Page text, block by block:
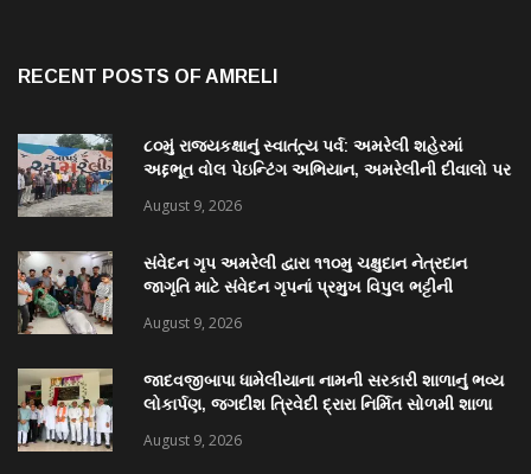
RECENT POSTS OF AMRELI
૮૦મું રાજ્યકક્ષાનું સ્વાતંત્ર્ય પર્વ: અમરેલી શહેરમાં
અદ્દભૂત વોલ પેઇન્ટિંગ અભિયાન, અમરેલીની દીવાલો પર
August 9, 2026
સંવેદન ગૃપ અમરેલી દ્વારા ૧૧૦મુ ચક્ષુદાન નેત્રદાન
જાગૃતિ માટે સંવેદન ગૃપનાં પ્રમુખ વિપુલ ભટ્ટીની
August 9, 2026
જાદવજીબાપા ધામેલીયાના નામની સરકારી શાળાનું ભવ્ય
લોકાર્પણ, જગદીશ ત્રિવેદી દ્રારા નિર્મિત સોળમી શાળા
August 9, 2026